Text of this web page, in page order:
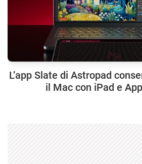
L’app Slate di Astropad
il Mac con iPad e